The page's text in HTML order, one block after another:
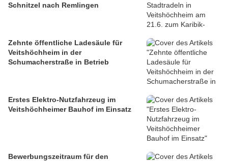
Schnitzel nach Remlingen
Zehnte öffentliche Ladesäule für
Veitshöchheim in der
Schumacherstraße in Betrieb
Erstes Elektro-Nutzfahrzeug im
Veitshöchheimer Bauhof im Einsatz
Bewerbungszeitraum für den